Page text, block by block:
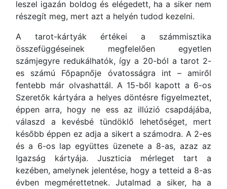
leszel igazán boldog és elégedett, ha a siker nem
részegít meg, mert azt a helyén tudod kezelni.
A tarot-kártyák értékei a számmisztika
összefüggéseinek megfelelően egyetlen
számjegyre redukálhatók, így a 20-ból a tarot 2-
es számú Főpapnője óvatosságra int – amiről
fentebb már olvashattál. A 15-ből kapott a 6-os
Szeretők kártyára a helyes döntésre figyelmeztet,
éppen arra, hogy ne ess az illúzió csapdájába,
válaszd a kevésbé tündöklő lehetőséget, mert
később éppen ez adja a sikert a számodra. A 2-es
és a 6-os lap együttes üzenete a 8-as, azaz az
Igazság kártyája. Juszticia mérleget tart a
kezében, amelynek jelentése, hogy a tetteid a 8-as
évben megmérettetnek. Jutalmad a siker, ha a